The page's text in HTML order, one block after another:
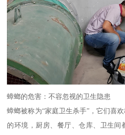
蟑螂的危害：不容忽视的卫生隐患
蟑螂被称为“家庭卫生杀手”，它们喜
的环境，厨房、餐厅、仓库、卫生间